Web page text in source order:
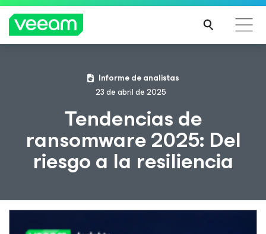
Guía de Veeam para los clientes afectados por la
actualización de contenido de CrowdStrike
CIÓN
Informe de analistas
23 de abril de 2025
Tendencias de
ransomware 2025: Del
riesgo a la resiliencia